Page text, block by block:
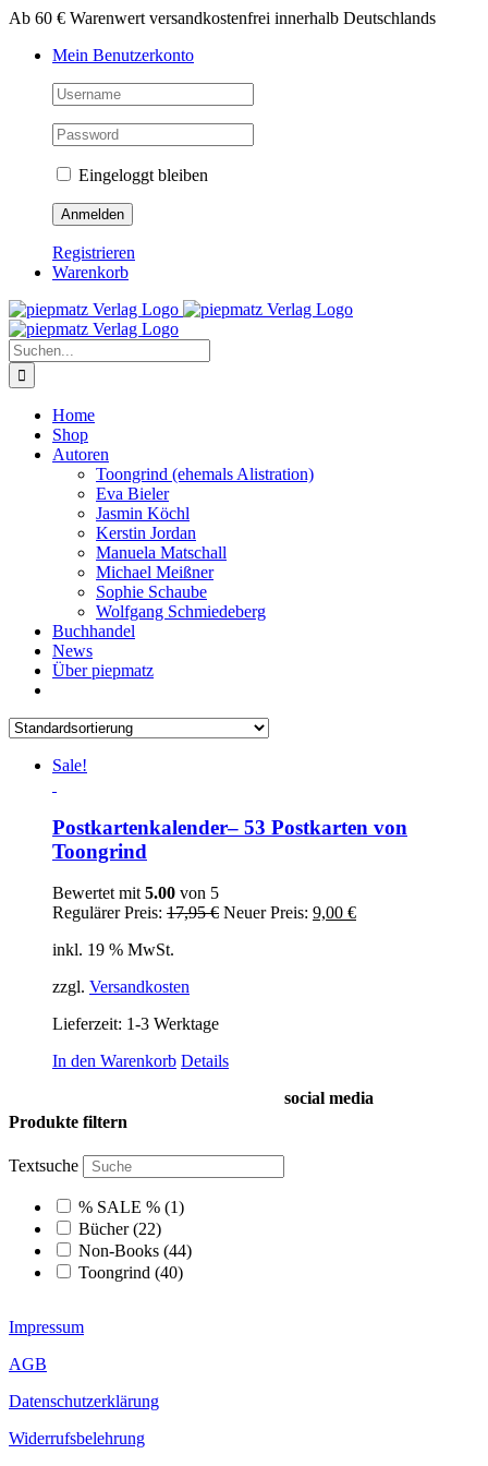
Zum
springen
Ab 60 € Warenwert versandkostenfrei innerhalb Deutschlands
Mein Benutzerkonto
Eingeloggt bleiben
Registrieren
Warenkorb
Suche
nach:
Home
Shop
Autoren
Toongrind (ehemals Alistration)
Eva Bieler
Jasmin Köchl
Kerstin Jordan
Manuela Matschall
Michael Meißner
Sophie Schaube
Wolfgang Schmiedeberg
Buchhandel
News
Über piepmatz
Sale!
Postkartenkalender– 53 Postkarten von
Toongrind
Bewertet mit5.00 von 5
Regulärer Preis: 17,95€ Ursprünglicher
Neuer Preis: 9,00 €Aktueller
inkl. 19 % MwSt.
zzgl. Versandkosten
Lieferzeit: 1-3 Werktage
In den Warenkorb Details
Produkte filtern
Textsuche
% SALE % (1)
Bücher(22)
Non-Books (44)
Toongrind (40)
social media
Impressum
AGB
Datenschutzerklärung
Widerrufsbelehrung